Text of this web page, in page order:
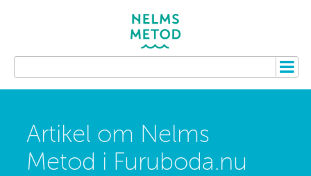
Artikel om Nelms
Metod i Furuboda.nu